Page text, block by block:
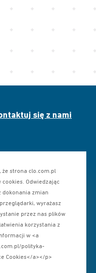
się z nami
że strona clo.com.pl
cookies. Odwiedzając
dokonania zmian
wyrażasz
przez nas plików
korzystania z
w <a
polityka-
Cookies</a></p>